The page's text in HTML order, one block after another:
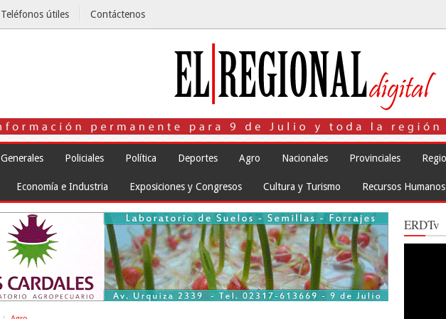
Teléfonos útiles Contáctenos
Generales Policiales Política Deportes Agro Nacionales Provinciales
Economía e Industria Exposiciones y Congresos Cultura y Turismo Recursos Humanos
ERDTv